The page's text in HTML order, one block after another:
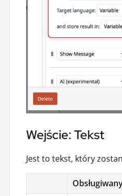
Wejście: Tekst
Jest to tekst, który